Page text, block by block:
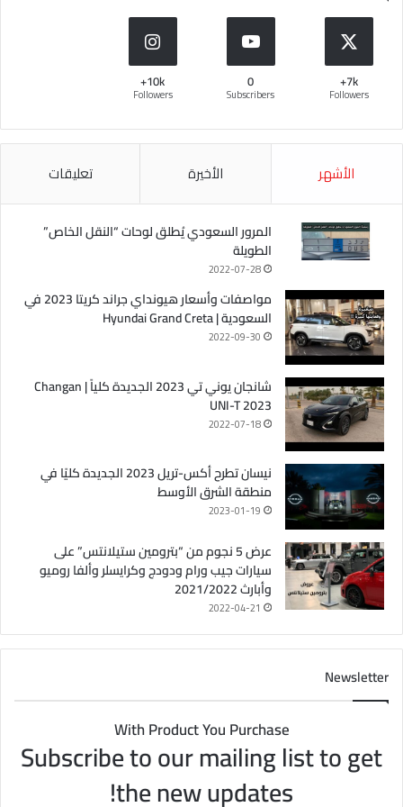
7k+
Followers
0
Subscribers
10k+
Followers
الأشهر الأخيرة تعليقات
المرور السعودي يُطلق لوحات “النقل الخاص”
الطويلة
2022-07-28
مواصفات وأسعار هيونداي جراند كريتا 2023 في
السعودية | Hyundai Grand Creta
2022-09-30
شانجان يوني تي 2023 الجديدة كلياً | Changan
UNI-T 2023
2022-07-18
نيسان تطرح أكس-تريل 2023 الجديدة كليًا في
منطقة الشرق الأوسط
2023-01-19
عرض 5 نجوم من “بترومين ستيلانتس” على
سيارات جيب ورام ودودج وكرايسلر وألفا روميو
وأبارث 2021/2022
2022-04-21
Newsletter
With Product You Purchase
Subscribe to our mailing list to get
the new updates!